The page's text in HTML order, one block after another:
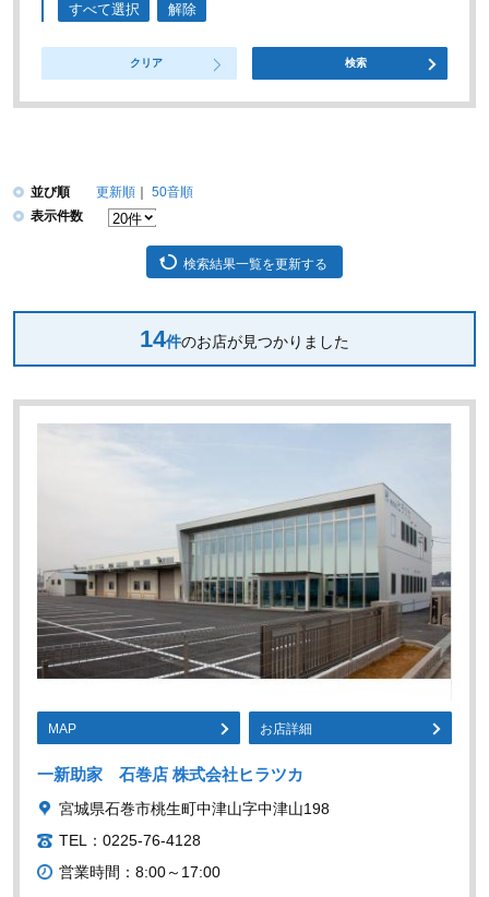
すべて選択
解除
クリア 検索
並び順 更新順
50音順
表示件数
検索結果一覧を更新する
14件のお店が見つかりました
MAP お店詳細
一新助家 石巻店 株式会社ヒラツカ
宮城県石巻市桃生町中津山字中津山198
TEL：0225-76-4128
営業時間：8:00～17:00